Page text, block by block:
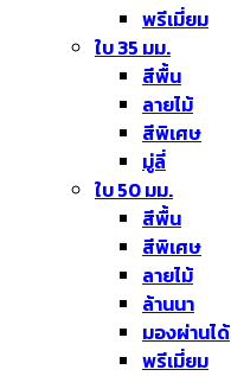
พรีเมี่ยม
ใบ 35 มม.
สีพื้น
ลายไม้
สีพิเศษ
มู่ลี่
ใบ 50 มม.
สีพื้น
สีพิเศษ
ลายไม้
ล้านนา
มองผ่านได้
พรีเมี่ยม